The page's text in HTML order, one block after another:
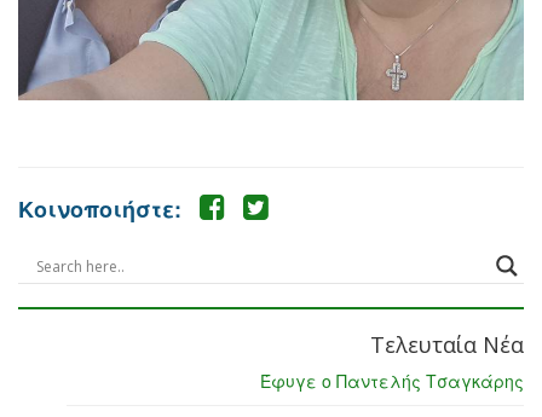
Κοινοποιήστε:
Τελευταία Νέα
Έφυγε ο Παντελής Τσαγκάρης